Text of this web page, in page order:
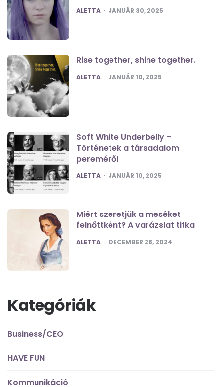
POSTED
ALETTA JANUÁR 30, 2025
Rise together, shine together.
POSTED
ALETTA JANUÁR 10, 2025
Soft White Underbelly –
Történetek a társadalom
pereméről
POSTED
ALETTA JANUÁR 10, 2025
Miért szeretjük a meséket
felnőttként? A varázslat titka
POSTED
ALETTA DECEMBER 28, 2024
Kategóriák
Business/CEO
HAVE FUN
Kommunikáció